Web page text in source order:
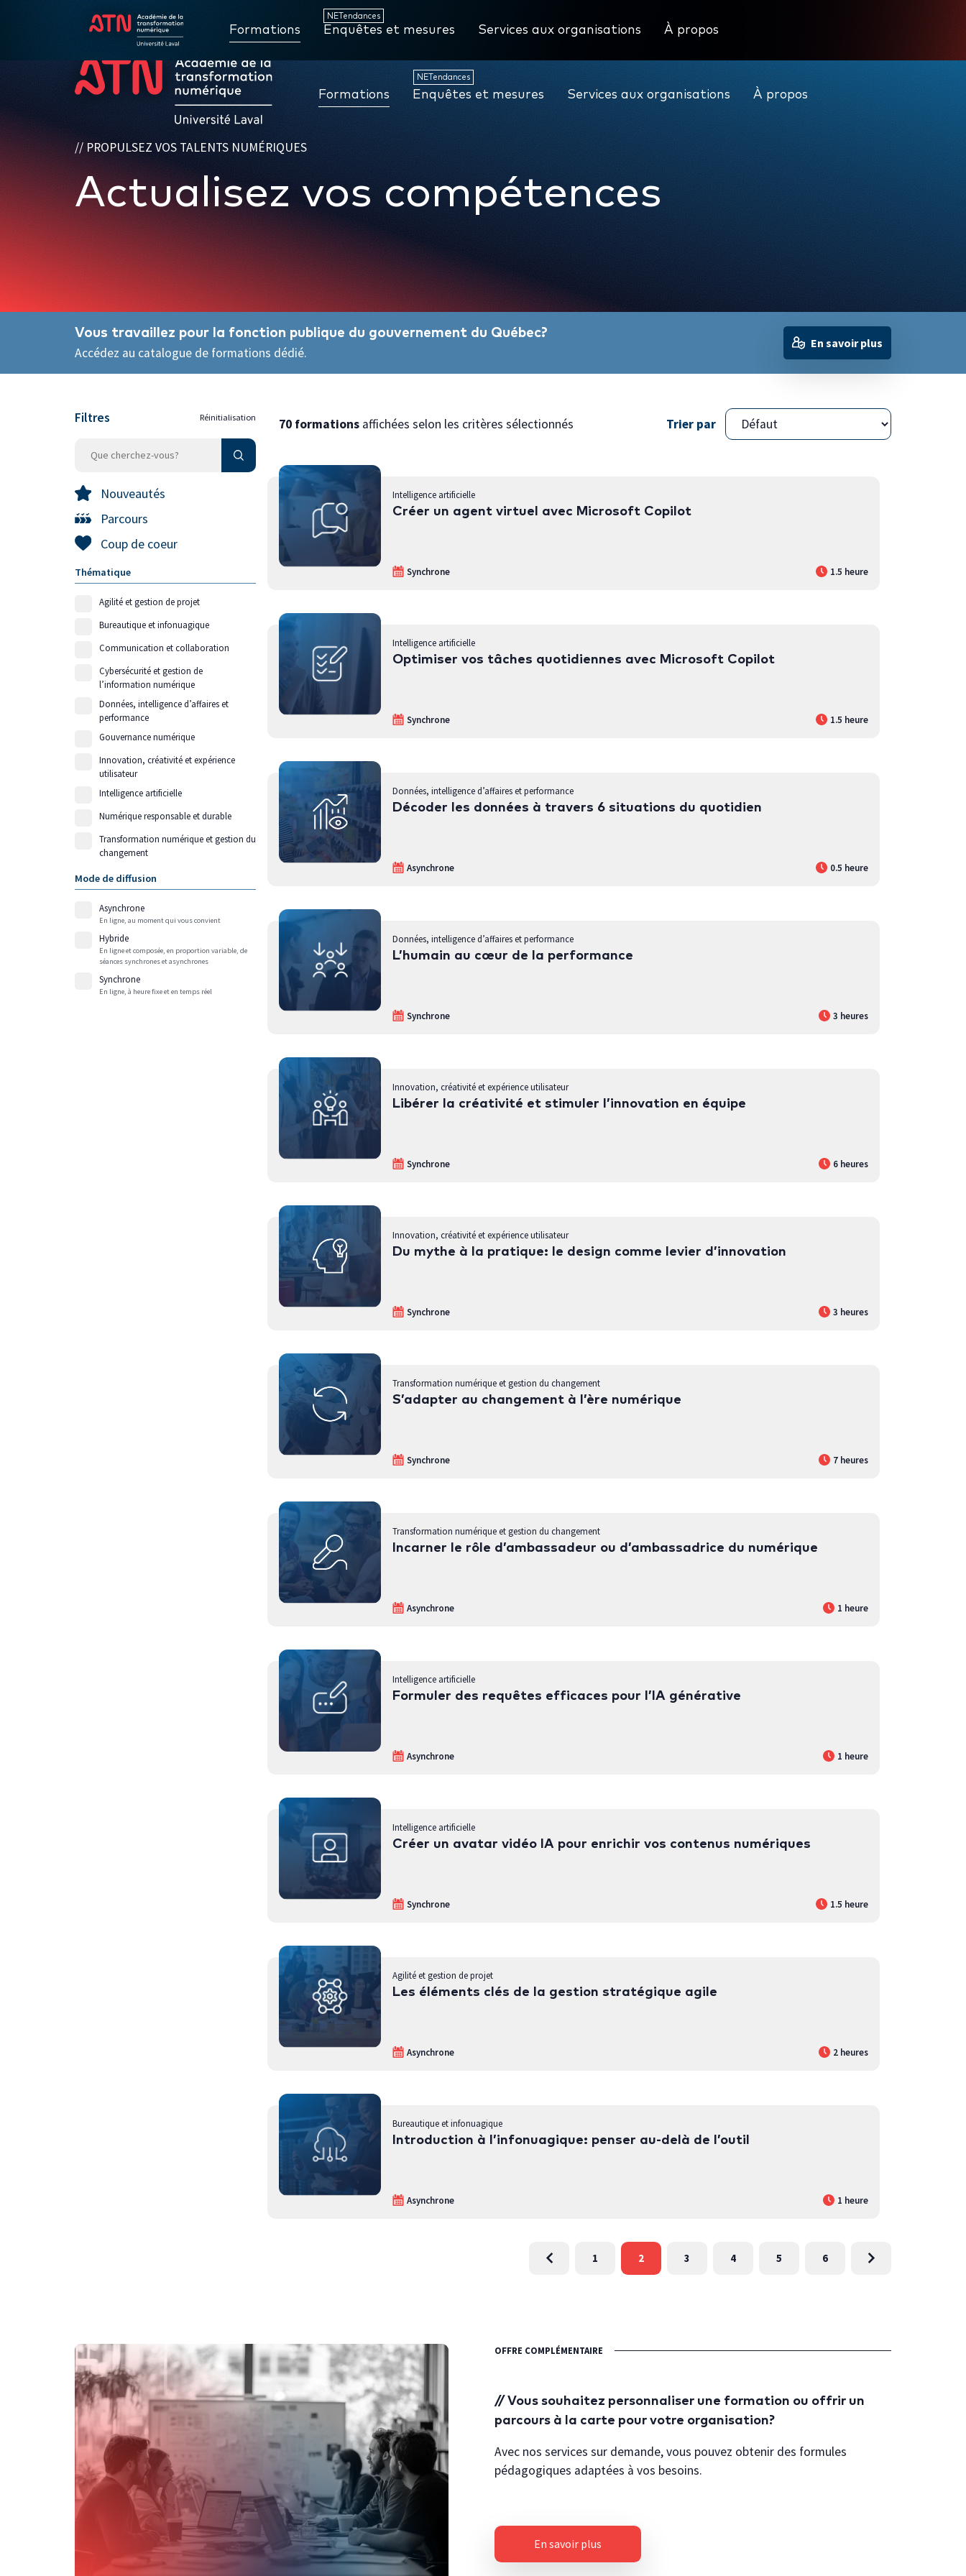
PROPULSEZ VOS TALENTS NUMÉRIQUES
Actualisez vos compétences
Vous travaillez pour la fonction publique du gouvernement du Québec?
Accédez au catalogue de formations dédié.
En savoir plus
Filtres Réinitialisation
Nouveautés
Parcours
Coup de coeur
Thématique
Agilité et gestion de projet
Bureautique et infonuagique
Communication et collaboration
Cybersécurité et gestion de
l’information numérique
Données, intelligence d’affaires et
performance
Gouvernance numérique
Innovation, créativité et expérience
utilisateur
Intelligence artificielle
Numérique responsable et durable
Transformation numérique et gestion du
changement
Mode de diffusion
Asynchrone
En ligne, au moment qui vous convient
Hybride
En ligne et composée, en proportion variable, de
séances synchrones et asynchrones
Synchrone
En ligne, à heure fixe et en temps réel
70 formations affichées selon les critères sélectionnés Trier par
Intelligence artificielle
Créer un agent virtuel avec Microsoft Copilot
Synchrone 1.5 heure
Intelligence artificielle
Optimiser vos tâches quotidiennes avec Microsoft Copilot
Synchrone 1.5 heure
Données, intelligence d’affaires et performance
Décoder les données à travers 6 situations du quotidien
Asynchrone 0.5 heure
Données, intelligence d’affaires et performance
L’humain au cœur de la performance
Synchrone 3 heures
Innovation, créativité et expérience utilisateur
Libérer la créativité et stimuler l’innovation en équipe
Synchrone 6 heures
Innovation, créativité et expérience utilisateur
Du mythe à la pratique: le design comme levier d’innovation
Synchrone 3 heures
Transformation numérique et gestion du changement
S’adapter au changement à l’ère numérique
Synchrone 7 heures
Transformation numérique et gestion du changement
Incarner le rôle d’ambassadeur ou d’ambassadrice du numérique
Asynchrone 1 heure
Intelligence artificielle
Formuler des requêtes efficaces pour l’IA générative
Asynchrone 1 heure
Intelligence artificielle
Créer un avatar vidéo IA pour enrichir vos contenus numériques
Synchrone 1.5 heure
Agilité et gestion de projet
Les éléments clés de la gestion stratégique agile
Asynchrone 2 heures
Bureautique et infonuagique
Introduction à l’infonuagique: penser au-delà de l’outil
Asynchrone 1 heure
1 2 3 4 5 6
OFFRE COMPLÉMENTAIRE
Vous souhaitez personnaliser une formation ou offrir un
parcours à la carte pour votre organisation?
Avec nos services sur demande, vous pouvez obtenir des formules
pédagogiques adaptées à vos besoins.
En savoir plus
Nous joindre
Formations Enquêtes et mesures
NETendances
Services aux organisations À propos
Formations Enquêtes et mesures
NETendances
Services aux organisations À propos